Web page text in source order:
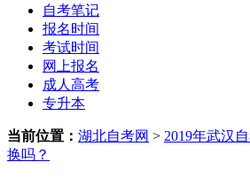
自考笔记
报名时间
考试时间
网上报名
成人高考
专升本
当前位置： 湖北自考网 > 2019年武汉
换吗？